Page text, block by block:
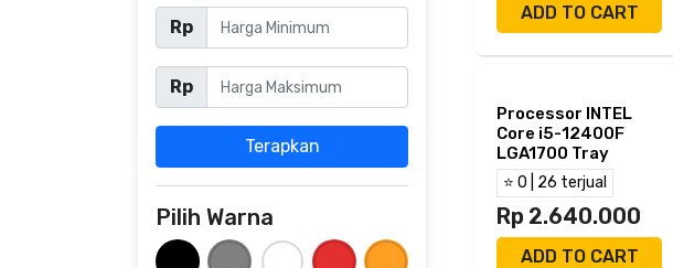
Rp
Rp
Terapkan
Pilih Warna
ADD TO CART
Processor INTEL
Core i5-12400F
LGA1700 Tray
⭐ 0 | 26 terjual
Rp 2.640.000
ADD TO CART